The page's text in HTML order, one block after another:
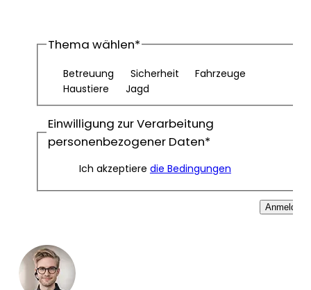
Thema wählen*
Betreuung Sicherheit
Fahrzeuge
Haustiere
Jagd
Einwilligung zur Verarbeitung
personenbezogener Daten*
Ich akzeptiere die Bedingungen
Anmelden